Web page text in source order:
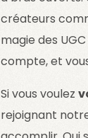
créateurs
magie des
compte, et
Si vous voulez
rejoignant